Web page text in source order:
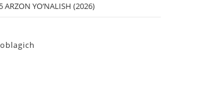
ARZON YO‘NALISH (2026)